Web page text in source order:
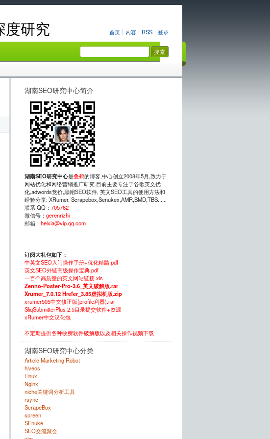
首页 内容 RSS 登录
度研究
湖南SEO研究中心简介
湖南SEO研究中心是叠鹤的博客,中心创立2008年5月,致力于
网站优化和网络营销推广研究.目前主要专注于谷歌英文优
化,adwords竞价,黑帽SEO软件, 英文SEO工具的使用方法和
经验分享: XRumer, Scrapebox,Senukex,AMR,BMD,TBS......
联系 QQ： 705762
微信号： gerenrizhi
邮箱： heixia@vip.qq.com
订阅大礼包如下：
中英文SEO入门操作手册+优化精髓.pdf
英文SEO外链高级操作宝典.pdf
一百个高质量的英文网站链接.xls
Zenno-Poster-Pro-3.6_英文破解版.rar
Xrumer_7.0.12 Hrefer_3.85虚拟机版.zip
xrumer505中文修正版(profile利器).rar
SliqSubmitterPlus 2.5目录提交软件+资源
xRumer中文汉化包
... ...
不定期提供各种收费软件破解版以及相关操作视频下载
湖南SEO研究中心分类
Article Marketing Robot
hiveos
Linux
Nginx
niche关键词分析工具
rsync
ScrapeBox
screen
SEnuke
SEO交流聚会